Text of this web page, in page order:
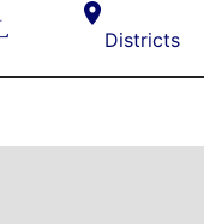
Districts